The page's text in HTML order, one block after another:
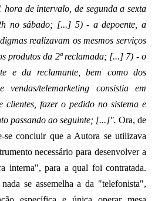
hora de intervalo, de segunda a sexta
no sábado; [...] 5) - a depoente, a
realizavam os mesmos serviços
produtos da 2ª reclamada; [...] 7) - o
e da reclamante, bem como dos
telemarketing consistia em
clientes, fazer o pedido no sistema e
passando ao seguinte; [...]". Ora, de
se concluir que a Autora se utilizava
necessário para desenvolver a
interna", para a qual foi contratada.
se assemelha a da "telefonista",